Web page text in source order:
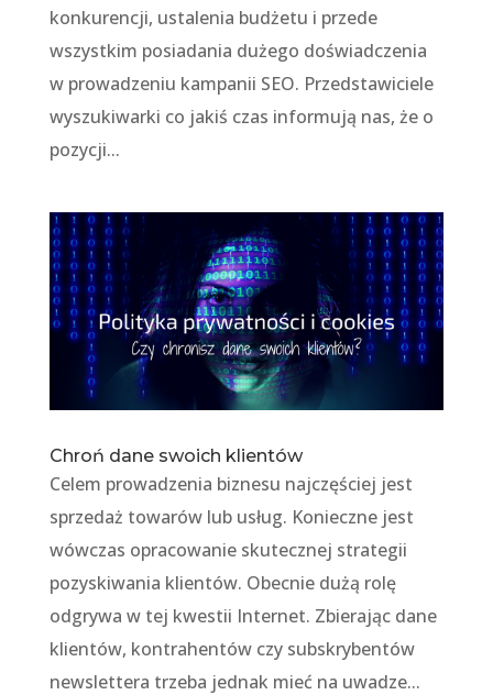
konkurencji, ustalenia budżetu i przede
wszystkim posiadania dużego doświadczenia
w prowadzeniu kampanii SEO. Przedstawiciele
wyszukiwarki co jakiś czas informują nas, że o
pozycji...
Chroń dane swoich klientów
Celem prowadzenia biznesu najczęściej jest
sprzedaż towarów lub usług. Konieczne jest
wówczas opracowanie skutecznej strategii
pozyskiwania klientów. Obecnie dużą rolę
odgrywa w tej kwestii Internet. Zbierając dane
klientów, kontrahentów czy subskrybentów
newslettera trzeba jednak mieć na uwadze...